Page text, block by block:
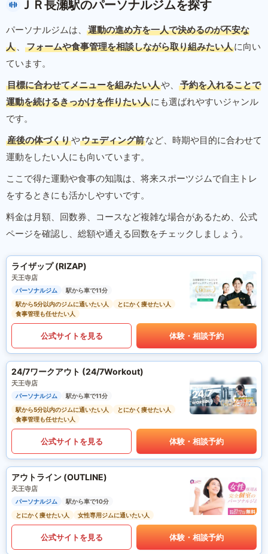
ＪＲ長瀬駅のパーソナルジムを探す
パーソナルジムは、
運動の進め方を一人で決めるのが不安な
人 、 フォームや食事管理を相談しながら取り組みたい人に向い
ています。
目標に合わせてメニューを組みたい人や、
予約を入れることで
運動を続けるきっかけを作りたい人にも選ばれやすいジャンル
です。
産後の体づくりやウェディング前など、時期や目的に合わせて
運動をしたい人にも向いています。
ここで得た運動や食事の知識は、将来スポーツジムで自主トレ
をするときにも活かしやすいです。
料金は月額、回数券、コースなど複雑な場合があるため、公式
ページを確認し、総額や通える回数をチェックしましょう。
ライザップ (RIZAP)
天王寺店
パーソナルジム
駅から車で11分
駅から5分以内のジムに通いたい人
とにかく痩せたい人
食事管理も任せたい人
公式サイトを見る 体験・相談予約
24/7ワークアウト (24/7Workout)
天王寺店
パーソナルジム
駅から車で11分
駅から5分以内のジムに通いたい人
とにかく痩せたい人
食事管理も任せたい人
公式サイトを見る 体験・相談予約
アウトライン (OUTLINE)
天王寺店
パーソナルジム
駅から車で10分
とにかく痩せたい人
女性専用ジムに通いたい人
公式サイトを見る 体験・相談予約